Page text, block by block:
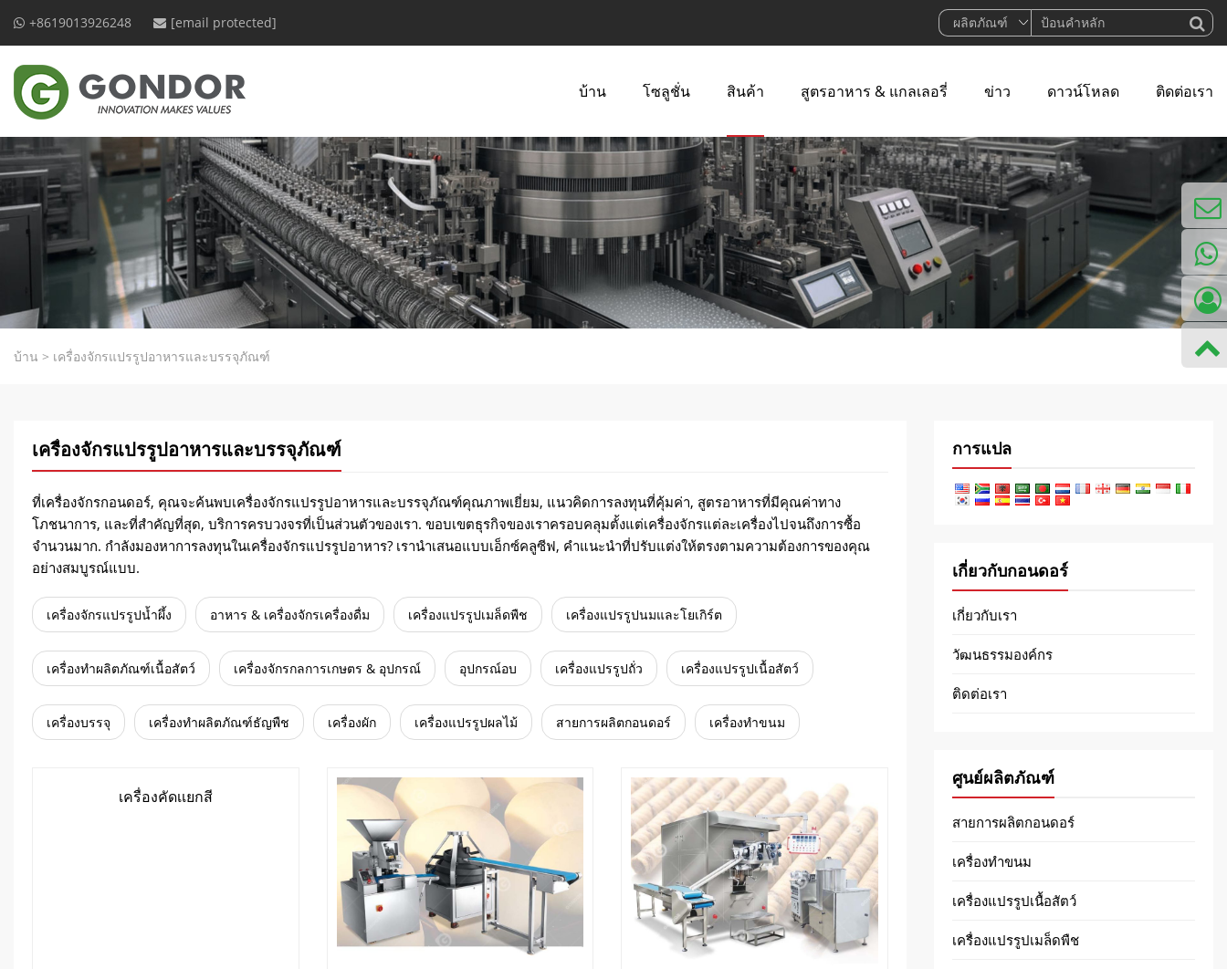
+8619013926248 [email protected]
บ้าน โซลูชั่น สินค้า สูตรอาหาร & แกลเลอรี่ ข่าว ดาวน์โหลด ติดต่อเรา
บ้าน > เครื่องจักรแปรรูปอาหารและบรรจุภัณฑ์
เครื่องจักรแปรรูปอาหารและบรรจุภัณฑ์
ที่เครื่องจักรกอนดอร์, คุณจะค้นพบเครื่องจักรแปรรูปอาหารและบรรจุภัณฑ์คุณภาพเยี่ยม, แนวคิดการลงทุนที่คุ้มค่า, สูตรอาหารที่มีคุณค่าทาง
โภชนาการ, และที่สำคัญที่สุด, บริการครบวงจรที่เป็นส่วนตัวของเรา. ขอบเขตธุรกิจของเราครอบคลุมตั้งแต่เครื่องจักรแต่ละเครื่องไปจนถึงการซื้อ
จำนวนมาก. กำลังมองหาการลงทุนในเครื่องจักรแปรรูปอาหาร? เรานำเสนอแบบเอ็กซ์คลูซีฟ, คำแนะนำที่ปรับแต่งให้ตรงตามความต้องการของคุณ
อย่างสมบูรณ์แบบ.
เครื่องจักรแปรรูปน้ำผึ้ง อาหาร & เครื่องจักรเครื่องดื่ม เครื่องแปรรูปเมล็ดพืช เครื่องแปรรูปนมและโยเกิร์ต
เครื่องทำผลิตภัณฑ์เนื้อสัตว์ เครื่องจักรกลการเกษตร & อุปกรณ์ อุปกรณ์อบ เครื่องแปรรูปถั่ว เครื่องแปรรูปเนื้อสัตว์
เครื่องบรรจุ เครื่องทำผลิตภัณฑ์ธัญพืช เครื่องผัก เครื่องแปรรูปผลไม้ สายการผลิตกอนดอร์ เครื่องทำขนม
เครื่องคัดเเยกสี
การแปล
เกี่ยวกับกอนดอร์
เกี่ยวกับเรา
วัฒนธรรมองค์กร
ติดต่อเรา
ศูนย์ผลิตภัณฑ์
สายการผลิตกอนดอร์
เครื่องทำขนม
เครื่องแปรรูปเนื้อสัตว์
เครื่องแปรรูปเมล็ดพืช